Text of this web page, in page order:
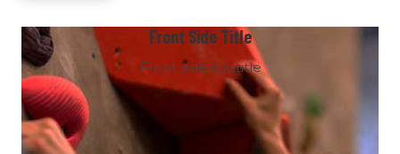
Front Side Title
Front side subtitle